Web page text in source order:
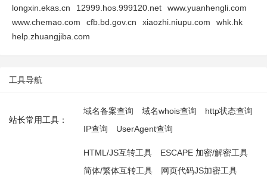
longxin.ekas.cn
12999.hos.999120.net
www.yuanhengli.com
www.chemao.com
cfb.bd.gov.cn xiaozhi.niupu.com
whk.hk
help.zhuangjiba.com
工具导航
站长常用工具：
域名备案查询 域名whois查询
http状态查询
IP查询
UserAgent查询
HTML/JS互转工具
ESCAPE 加密/解密工具
简体/繁体互转工具
网页代码JS加密工具